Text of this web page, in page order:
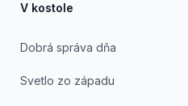
V kostole
Dobrá správa dňa
Svetlo zo západu